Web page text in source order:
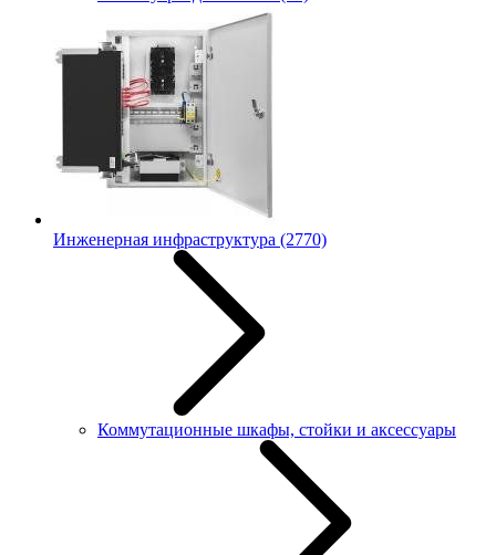
Инженерная инфраструктура (2770)
Коммутационные шкафы, стойки и аксессуары